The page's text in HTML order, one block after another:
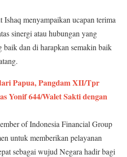
Ishaq menyampaikan ucapan terima
sinergi atau hubungan yang
baik dan di harapkan semakin baik
Papua, Pangdam XII/Tpr
Yonif 644/Walet Sakti dengan
of Indonesia Financial Group
untuk memberikan pelayanan
sebagai wujud Negara hadir bagi